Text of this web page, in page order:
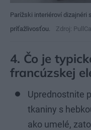
Parížski interiéroví
príťažlivosťou.
Zdroj:
4. Čo je
francúzskej
Uprednostnite
tkaniny s
ako umelé,